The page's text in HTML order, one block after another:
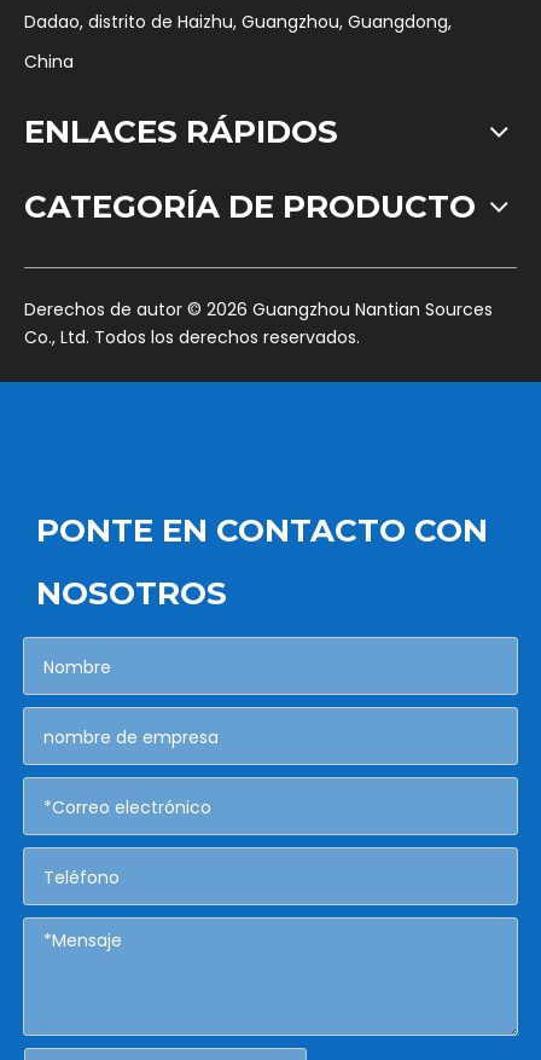
Dadao, distrito de Haizhu, Guangzhou, Guangdong,
China
ENLACES RÁPIDOS
CATEGORÍA DE PRODUCTO
​Derechos de autor © 2026 Guangzhou Nantian Sources
Co., Ltd. Todos los derechos reservados.
PONTE EN CONTACTO CON
NOSOTROS